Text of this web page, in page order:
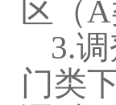
区（A
3.
门类